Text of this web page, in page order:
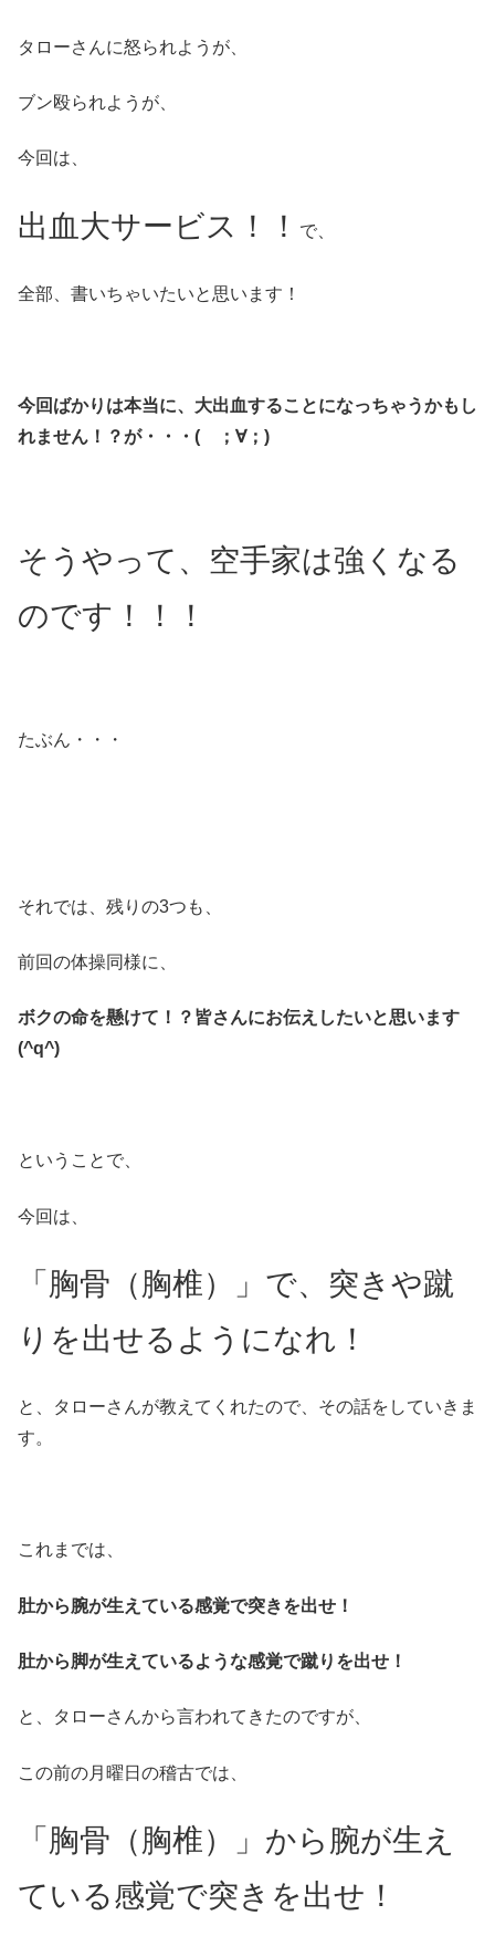
タローさんに怒られようが、
ブン殴られようが、
今回は、
出血大サービス！！ で、
全部、書いちゃいたいと思います！
今回ばかりは本当に、大出血することになっちゃうかもし
れません！？が・・・( ；∀；)
そうやって、空手家は強くなる
のです！！！
たぶん・・・
それでは、残りの3つも、
前回の体操同様に、
ボクの命を懸けて！？皆さんにお伝えしたいと思います
(^q^)
ということで、
今回は、
「胸骨（胸椎）」で、突きや蹴
りを出せるようになれ！
と、タローさんが教えてくれたので、その話をしていきま
す。
これまでは、
肚から腕が生えている感覚で突きを出せ！
肚から脚が生えているような感覚で蹴りを出せ！
と、タローさんから言われてきたのですが、
この前の月曜日の稽古では、
「胸骨（胸椎）」から腕が生え
ている感覚で突きを出せ！